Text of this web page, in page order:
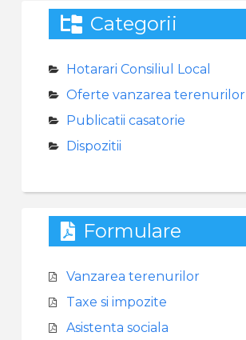
Categorii
Hotarari Consiliul Local
Oferte vanzarea terenurilor
Publicatii casatorie
Dispozitii
Formulare
Vanzarea terenurilor
Taxe si impozite
Asistenta sociala